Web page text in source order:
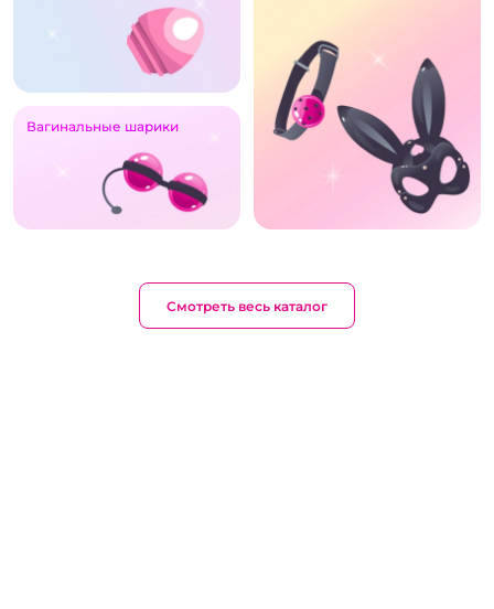
Вагинальные шарики
Смотреть весь каталог